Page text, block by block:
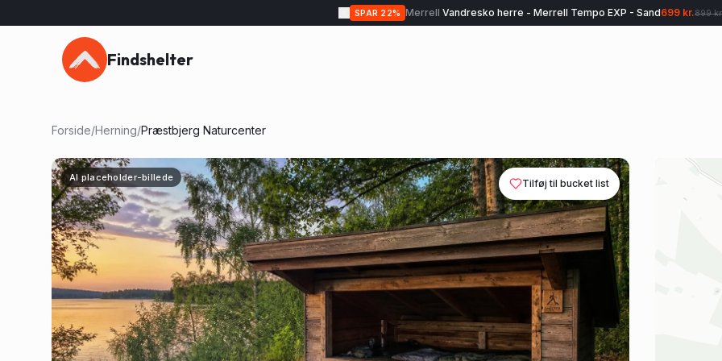
SPAR 22% Merrell Vandresko herre - Merrell Tempo EXP - Sand699 kr.899
Findshelter
Forside/Herning/Præstbjerg Naturcenter
AI placeholder-billede Tilføj til bucket list